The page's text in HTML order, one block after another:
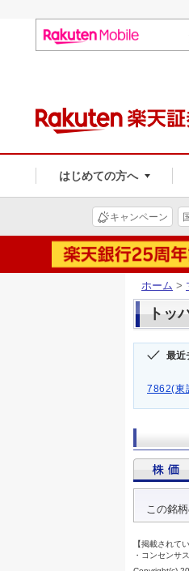
はじめての方へ
キャンペーン
ホーム >
トッ
最近
7862(東